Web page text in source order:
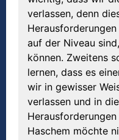
verlassen, denn
auf der Niveau
können. Zweitens
lernen, dass es
wir in gewisser
verlassen und in
Haschem möchte